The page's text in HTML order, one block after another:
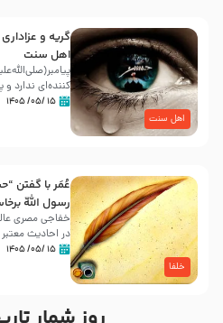
اهل سنت
گریه و
اهل سنت
کننده‌ای ندارد
۱۵ /۰۵/ ۱۴۰۵
خلفا
عُمَر با گفتن
رسول اللّه
در احادیث
۱۵ /۰۵/ ۱۴۰۵